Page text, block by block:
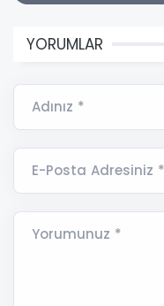
YORUMLAR
Adınız *
E-Posta Adresiniz *
Yorumunuz *